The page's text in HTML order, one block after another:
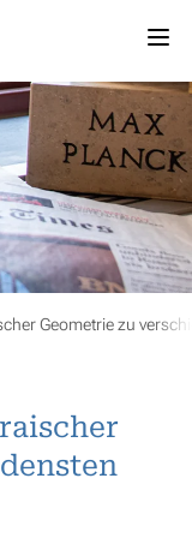
Geometrie zu